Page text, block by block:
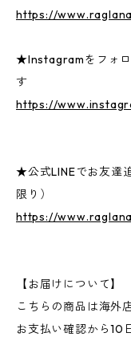
https://
★Instagramをフォ
す
https://
★公式LINEでお友達
限り）
https://
【お届けについて】
こちらの商品は海外
お支払い確認から10